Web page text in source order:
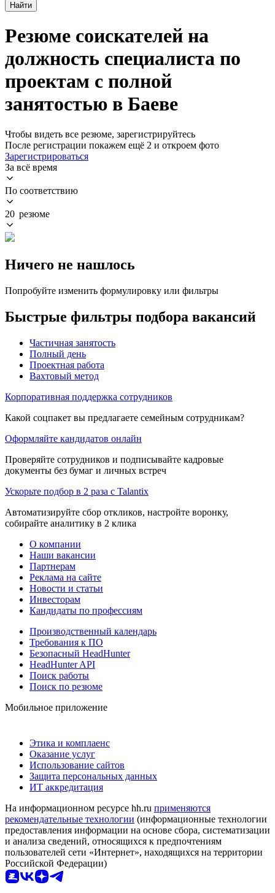
Найти
Резюме соискателей на
должность специалиста по
проектам с полной
занятостью в Баеве
Чтобы видеть все резюме, зарегистрируйтесь
После регистрации покажем ещё 2 и откроем фото
Зарегистрироваться
За всё время
По соответствию
20 резюме
Ничего не нашлось
Попробуйте изменить формулировку или фильтры
Быстрые фильтры подбора вакансий
Частичная занятость
Полный день
Проектная работа
Вахтовый метод
Корпоративная поддержка сотрудников
Какой соцпакет вы предлагаете семейным сотрудникам?
Оформляйте кандидатов онлайн
Проверяйте сотрудников и подписывайте кадровые
документы без бумаг и личных встреч
Ускорьте подбор в 2 раза с Talantix
Автоматизируйте сбор откликов, настройте воронку,
собирайте аналитику в 2 клика
О компании
Наши вакансии
Партнерам
Реклама на сайте
Новости и статьи
Инвесторам
Кандидаты по профессиям
Производственный календарь
Требования к ПО
Безопасный HeadHunter
HeadHunter API
Поиск работы
Поиск по резюме
Мобильное приложение
Этика и комплаенс
Оказание услуг
Использование сайтов
Защита персональных данных
ИТ аккредитация
На информационном ресурсе hh.ru применяются
рекомендательные технологии (информационные технологии
предоставления информации на основе сбора, систематизации
и анализа сведений, относящихся к предпочтениям
пользователей сети «Интернет», находящихся на территории
Российской Федерации)